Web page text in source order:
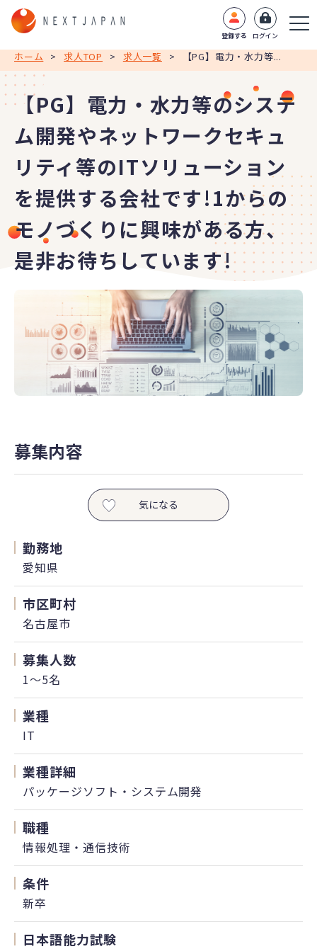
登録する ログイン
ホーム > 求人TOP > 求人一覧 > 【PG】電力・水力等...
【PG】電力・水力等のシステ
ム開発やネットワークセキュ
リティ等のITソリューション
を提供する会社です!1からの
モノづくりに興味がある方、
是非お待ちしています!
募集内容
気になる
勤務地
愛知県
市区町村
名古屋市
募集人数
1～5名
業種
IT
業種詳細
パッケージソフト・システム開発
職種
情報処理・通信技術
条件
新卒
日本語能力試験